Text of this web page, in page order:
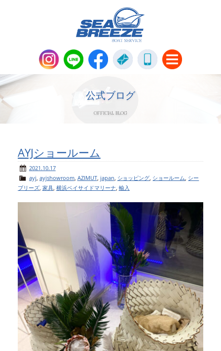
パーツ販売・アパレル商品
News & Topics
ニュース＆トピックス
Access
アクセスマップ
お問い合わせ
Links
リンク
公式ブログ
OFFICIAL BLOG
AYJショールーム
2021.10.17
ayj ayjshowroom, AZIMUT, japan ショッピング ショールーム シー
ブリーズ, 家具, 横浜ベイサイドマリーナ 輸入